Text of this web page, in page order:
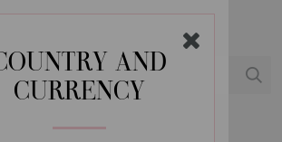
AND
CURRENCY